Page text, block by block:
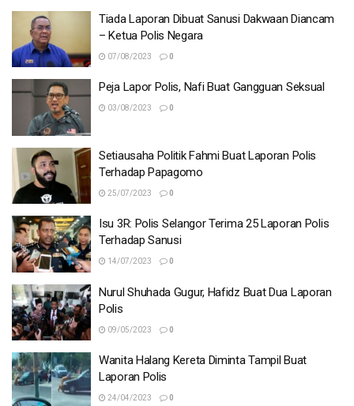
Tiada Laporan Dibuat Sanusi Dakwaan Diancam
– Ketua Polis Negara
07/08/2023 0
Peja Lapor Polis, Nafi Buat Gangguan Seksual
03/08/2023 0
Setiausaha Politik Fahmi Buat Laporan Polis
Terhadap Papagomo
25/07/2023 0
Isu 3R: Polis Selangor Terima 25 Laporan Polis
Terhadap Sanusi
14/07/2023 0
Nurul Shuhada Gugur, Hafidz Buat Dua Laporan
Polis
09/05/2023 0
Wanita Halang Kereta Diminta Tampil Buat
Laporan Polis
24/04/2023 0